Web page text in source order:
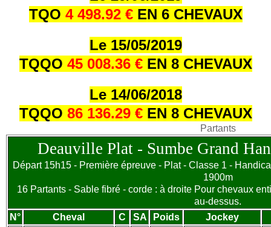
TQO 4 498.92 € EN 6 CHEVAUX
Le 15/05/2019
TQQO 45 008.36 € EN 8 CHEVAUX
Le 14/06/2018
TQQO 86 136.29 € EN 8 CHEVAUX
Deauville Plat - Sumbe Grand
Départ 15h15 - Première épreuve - Plat - Classe 1 -
1900m
16 Partants - Sable fibré - corde : à droite Pour chevaux
au-dessus.
N°
Cheval C SA Poids Jockey
Partants